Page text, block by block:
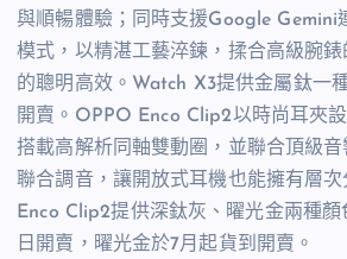
與順暢體驗；同時支援Google Gemini
模式，以精湛工藝淬鍊，揉合高級腕
的聰明高效。Watch X3提供金屬鈦一
開賣。OPPO Enco Clip2以時尚耳夾
搭載高解析同軸雙動圈，並聯合頂級
聯合調音，讓開放式耳機也能擁有層次
Enco Clip2提供深鈦灰、曜光金兩種
日開賣，曜光金於7月起貨到開賣。